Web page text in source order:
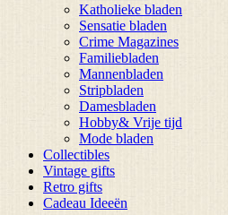
Katholieke bladen
Sensatie bladen
Crime Magazines
Familiebladen
Mannenbladen
Stripbladen
Damesbladen
Hobby& Vrije tijd
Mode bladen
Collectibles
Vintage gifts
Retro gifts
Cadeau Ideeën